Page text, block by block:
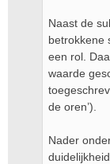
Naast de
betrokkene
een rol.
waarde
de oren’).
Nader